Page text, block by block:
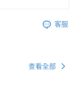
客服
查看全部